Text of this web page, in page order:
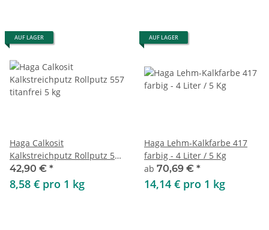
AUF LAGER
Haga Calkosit
Kalkstreichputz Rollputz 557
titanfrei 5 kg
42,90 € *
8,58 € pro 1 kg
AUF LAGER
Haga Lehm-Kalkfarbe 417
farbig - 4 Liter / 5 Kg
ab 70,69 € *
14,14 € pro 1 kg